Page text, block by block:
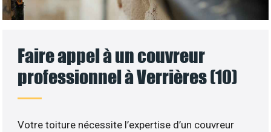
Faire appel à un couvreur
professionnel à Verrières (10)
Votre toiture nécessite l’expertise d’un couvreur